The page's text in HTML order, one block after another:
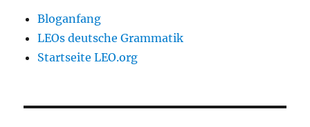
Bloganfang
LEOs deutsche Grammatik
Startseite LEO.org